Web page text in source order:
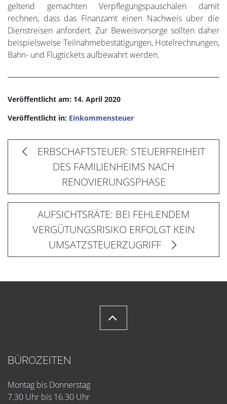
geltend gemachten Verpflegungspauschalen damit
rechnen, dass das Finanzamt einen Nachweis über die
Dienstreisen anfordert. Zur Beweisvorsorge sollten daher
beispielsweise Teilnahmebestätigungen, Hotelrechnungen,
Bahn- und Flugtickets aufbewahrt werden.
Veröffentlicht am: 14. April 2020
Veröffentlicht in: Einkommensteuer
ERBSCHAFTSTEUER: STEUERFREIHEIT
DES FAMILIENHEIMS NACH
RENOVIERUNGSPHASE
AUFSICHTSRÄTE: BEI FEHLENDEM
VERGÜTUNGSRISIKO ERFOLGT KEIN
UMSATZSTEUERZUGRIFF
BÜROZEITEN
Montag bis Donnerstag
7.30 Uhr bis 16.30 Uhr